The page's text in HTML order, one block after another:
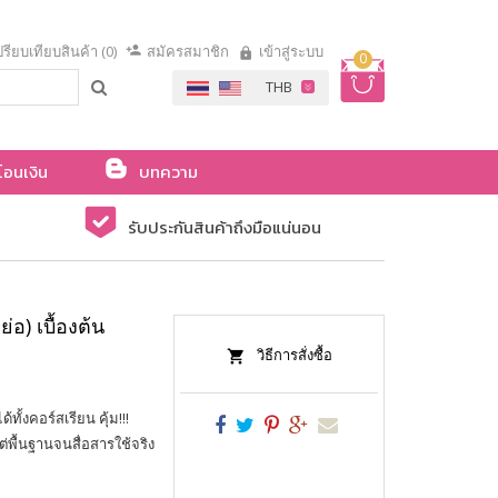
0
รียบเทียบสินค้า (0) สมัครสมาชิก เข้าสู่ระบบ
นเงิน
บทความ
รับประกันสินค้าถึงมือแน่นอน
อ) เบื้องต้น
ทั้งคอร์สเรียน คุ้ม!!!
พื้นฐานจนสื่อสารใช้จริง
วิธีการสั่งซื้อ